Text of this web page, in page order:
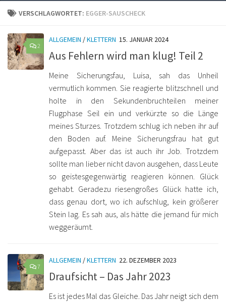
VERSCHLAGWORTET: EGGER-SAUSCHECK
2
ALLGEMEIN /KLETTERN 15. JANUAR 2024
Aus Fehlern wird man klug! Teil 2
Meine Sicherungsfau, Luisa, sah das Unheil
vermutlich kommen. Sie reagierte blitzschnell und
holte in den Sekundenbruchteilen meiner
Flugphase Seil ein und verkürzte so die Länge
meines Sturzes. Trotzdem schlug ich neben ihr auf
den Boden auf. Meine Sicherungsfrau hat gut
aufgepasst. Aber das ist auch ihr Job. Trotzdem
sollte man lieber nicht davon ausgehen, dass Leute
so geistesgegenwärtig reagieren können. Glück
gehabt. Geradezu riesengroßes Glück hatte ich,
dass genau dort, wo ich aufschlug, kein größerer
Stein lag. Es sah aus, als hätte die jemand für mich
weggeräumt.
7
ALLGEMEIN /KLETTERN 22. DEZEMBER 2023
Draufsicht – Das Jahr 2023
Es ist jedes Mal das Gleiche. Das Jahr neigt sich dem